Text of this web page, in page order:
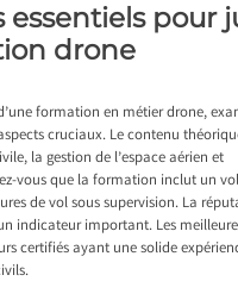
essentiels pour
drone
formation en métier drone,
cruciaux. Le contenu
la gestion de l’espace aérien et
vous que la formation inclut un
de vol sous supervision. La
indicateur important. Les
certifiés ayant une solide